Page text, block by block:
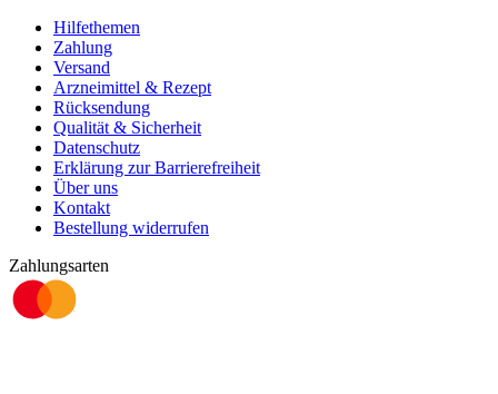
Hilfethemen
Zahlung
Versand
Arzneimittel & Rezept
Rücksendung
Qualität & Sicherheit
Datenschutz
Erklärung zur Barrierefreiheit
Über uns
Kontakt
Bestellung widerrufen
Zahlungsarten